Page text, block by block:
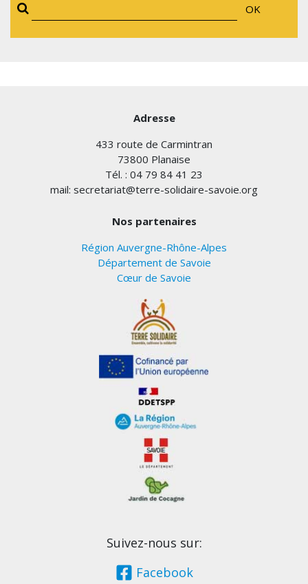
OK
Adresse
433 route de Carmintran
73800 Planaise
Tél. : 04 79 84 41 23
mail: secretariat@terre-solidaire-savoie.org
Nos partenaires
Région Auvergne-Rhône-Alpes
Département de Savoie
Cœur de Savoie
Suivez-nous sur:
Facebook